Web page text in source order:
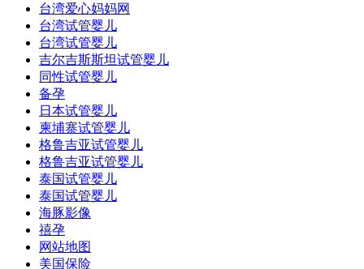
台湾爱心妈妈网
台湾试管婴儿
台湾试管婴儿
吉尔吉斯斯坦试管婴儿
同性试管婴儿
备孕
日本试管婴儿
柬埔寨试管婴儿
格鲁吉亚试管婴儿
格鲁吉亚试管婴儿
泰国试管婴儿
泰国试管婴儿
海豚影像
禧孕
网站地图
美国保险